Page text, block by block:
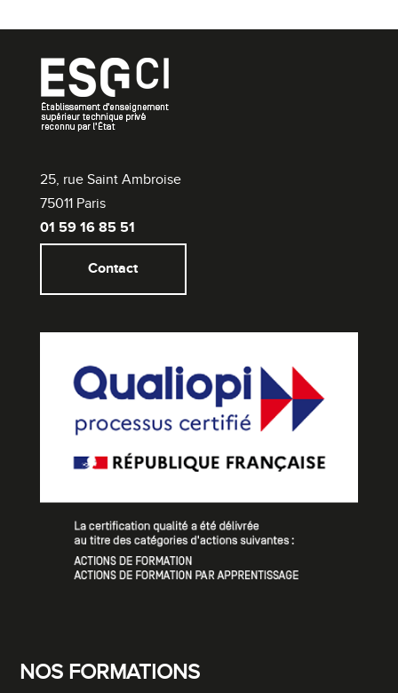
25, rue Saint Ambroise
75011 Paris
01 59 16 85 51
Contact
NOS FORMATIONS